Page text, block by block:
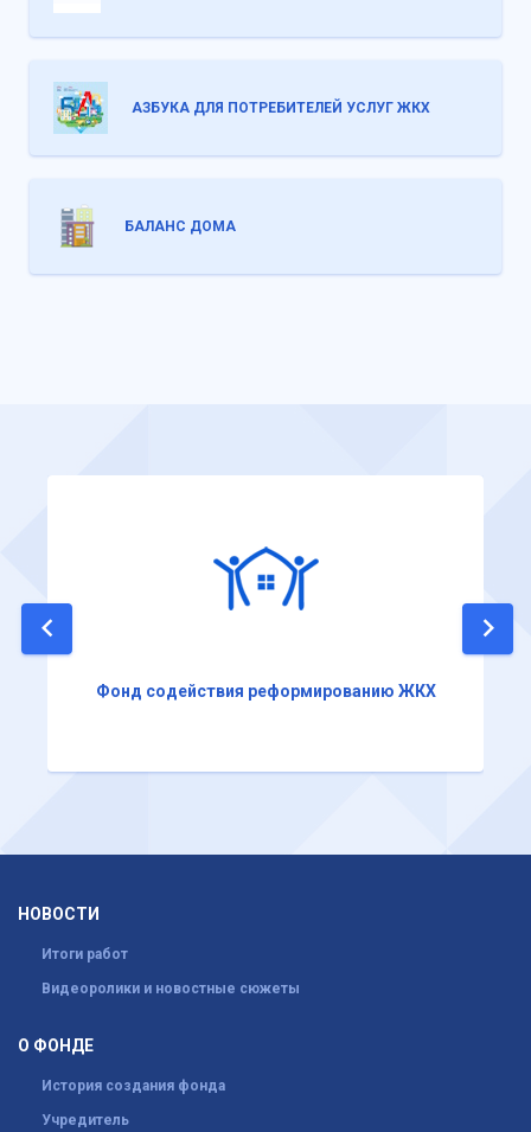
АЗБУКА ДЛЯ ПОТРЕБИТЕЛЕЙ УСЛУГ ЖКХ
БАЛАНС ДОМА
Фонд содействия реформированию ЖКХ
НОВОСТИ
Итоги работ
Видеоролики и новостные сюжеты
О ФОНДЕ
История создания фонда
Учредитель